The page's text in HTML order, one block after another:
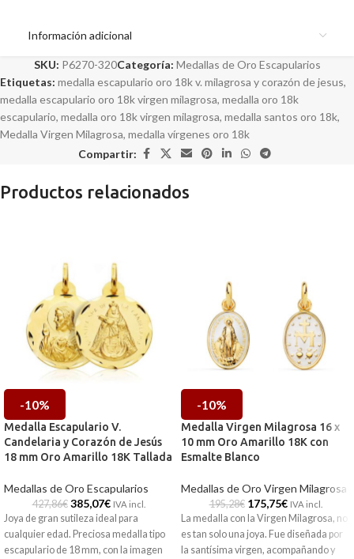
Información adicional
SKU: P6270-320Categoría: Medallas de Oro Escapularios
Etiquetas: medalla escapulario oro 18k v. milagrosa y corazón de jesus,
medalla escapulario oro 18k virgen milagrosa, medalla oro 18k
escapulario, medalla oro 18k virgen milagrosa, medalla santos oro 18k,
Medalla Virgen Milagrosa, medalla vírgenes oro 18k
Compartir:
Productos relacionados
-10%
Medalla Escapulario V.
Candelaria y Corazón de Jesús
18 mm Oro Amarillo 18K Tallada
Medallas de Oro Escapularios
427,86€ 385,07€ IVA incl.
Joya de gran sutileza ideal para
cualquier edad. Preciosa medalla tipo
escapulario de 18 mm, con la imagen
-10%
Medalla Virgen Milagrosa 16 x
10 mm Oro Amarillo 18K con
Esmalte Blanco
Medallas de Oro Virgen Milagrosa
195,28€ 175,75€ IVA incl.
La medalla con la Virgen Milagrosa, no
es tan solo una joya. Fue diseñada por
la santísima virgen, acompañando y